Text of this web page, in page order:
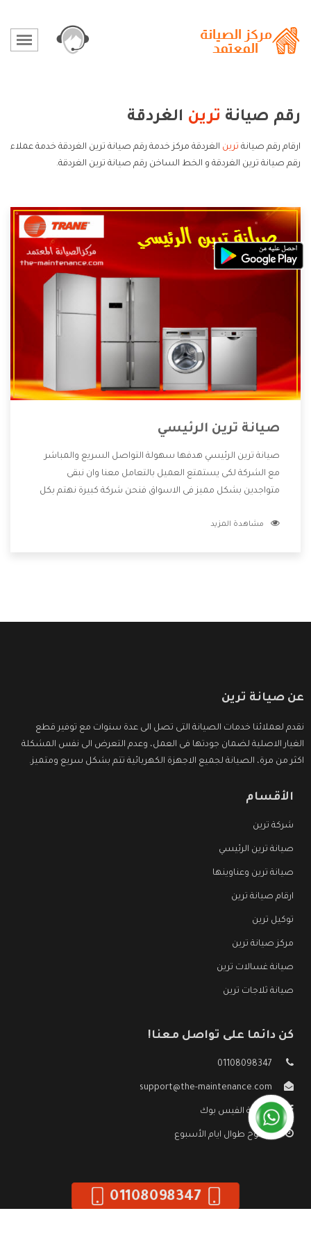
رقم صيانة ترين الغردقة
ارقام رقم صيانة ترين الغردقة مركز خدمة رقم صيانة ترين الغردقة خدمة عملاء
رقم صيانة ترين الغردقة و الخط الساخن رقم صيانة ترين الغردقة.
صيانة ترين الرئيسي
صيانة ترين الرئيسي هدفها سهولة التواصل السريع والمباشر
مع الشركة لكى يستمتع العميل بالتعامل معنا وان نبقى
متواجدين بشكل مميز فى الاسواق فنحن شركة كبيرة نهتم بكل
الشركة بها والتى تكون منها خدمة الصيانة التى تكون من أهم
مشاهدة المزيد
عن صيانة ترين
نقدم لعملائنا خدمات الصيانة التى تصل الى عدة سنوات مع توفير قطع
الغيار الاصلية لضمان جودتها فى العمل، وعدم التعرض الى نفس المشكلة
اكثر من مرة، الصيانة لجميع الاجهزة الكهربائية تتم بشكل سريع ومتميز.
الأقسام
شركة ترين
صيانة ترين الرئيسي
صيانة ترين وعناوينها
ارقام صيانة ترين
توكيل ترين
مركز صيانة ترين
صيانة غسالات ترين
صيانة ثلاجات ترين
كن دائما على تواصل معنا!
01108098347
support@the-maintenance.com
صفحة الفيس بوك
مفتوح طوال ايام الأسبوع
01108098347